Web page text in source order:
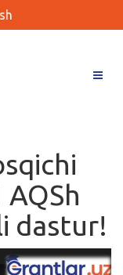
dastur!